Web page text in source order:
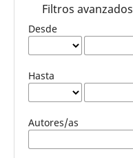
Filtros avanzados
Desde
Hasta
Autores/as